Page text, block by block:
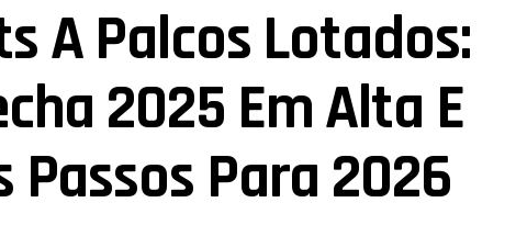
A Palcos Lotados:
2025 Em Alta E
Para 2026